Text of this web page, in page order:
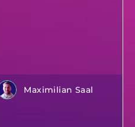
Maximilian Saal